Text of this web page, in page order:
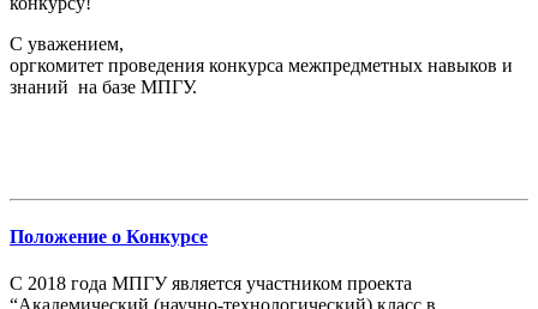
С уважением,
оргкомитет проведения конкурса межпредметных навыков и
знаний на базе МПГУ.
Положение о Конкурсе
С 2018 года МПГУ является участником проекта